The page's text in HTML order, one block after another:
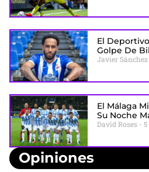
El
Golpe De
Javier
El Málaga
Su Noche
David Roses
Opiniones